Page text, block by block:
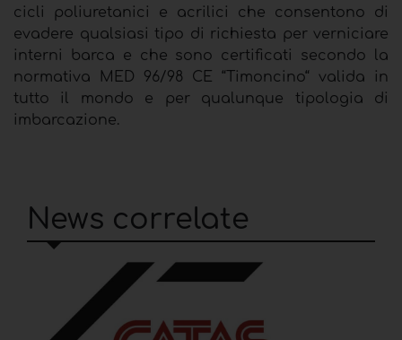
cicli poliuretanici e acrilici che consentono di
evadere qualsiasi tipo di richiesta per verniciare
interni barca e che sono certificati secondo la
normativa MED 96/98 CE “Timoncino“ valida in
tutto il mondo e per qualunque tipologia di
imbarcazione.
News correlate